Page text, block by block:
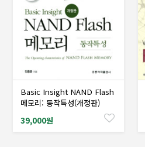
샘플도서신청
Basic Insight NAND Flash
메모리: 동작특성(개정판)
39,000원